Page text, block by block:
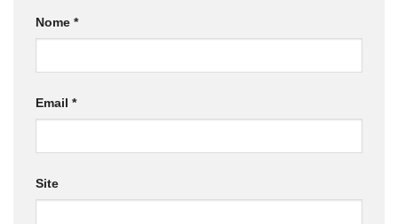
Nome *
Email *
Site